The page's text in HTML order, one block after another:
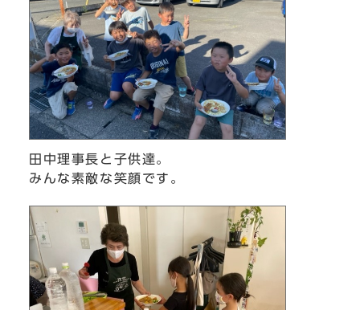
田中理事長と子供達。
みんな素敵な笑顔です。